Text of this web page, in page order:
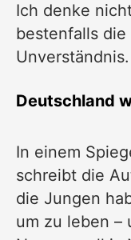
Ich denke
bestenfalls
Unverständnis.
Deutschland
In einem
schreibt die
die Jungen
um zu leben –